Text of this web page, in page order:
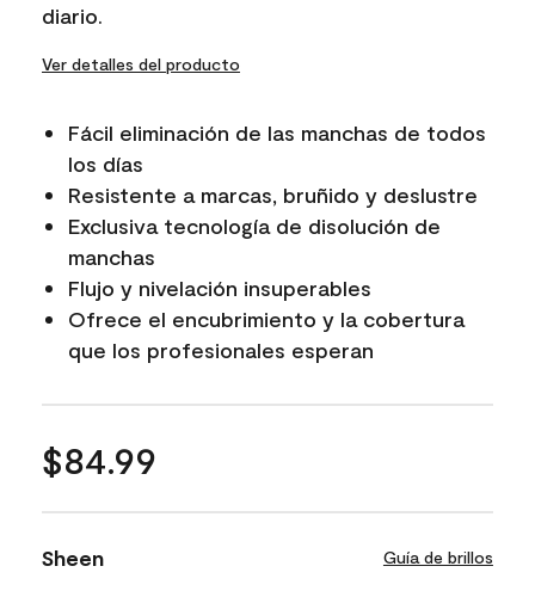
diario.
Ver detalles del producto
Fácil eliminación de las manchas de todos
los días
Resistente a marcas, bruñido y deslustre
Exclusiva tecnología de disolución de
manchas
Flujo y nivelación insuperables
Ofrece el encubrimiento y la cobertura
que los profesionales esperan
$84.99
Sheen Guía de brillos